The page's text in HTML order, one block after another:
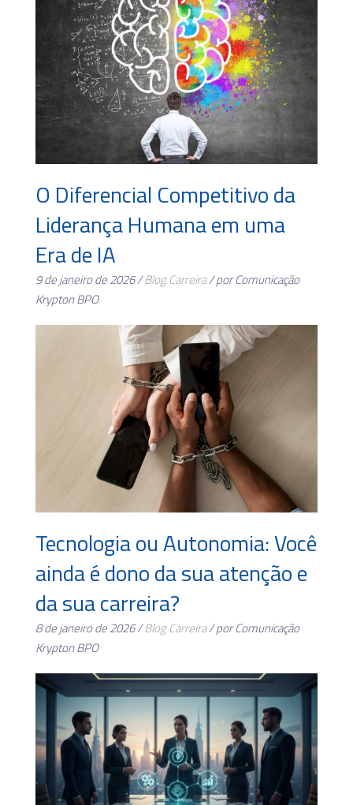
O Diferencial Competitivo da
Liderança Humana em uma
Era de IA
9 de janeiro de 2026 /Blog Carreira/ por Comunicação
Krypton BPO
Tecnologia ou Autonomia: Você
ainda é dono da sua atenção e
da sua carreira?
8 de janeiro de 2026 /Blog Carreira/ por Comunicação
Krypton BPO